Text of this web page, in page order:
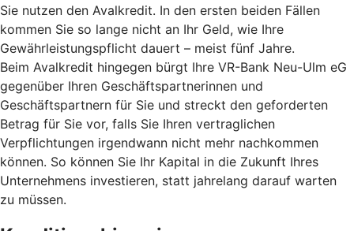
Sie nutzen den Avalkredit. In den ersten beiden Fällen
kommen Sie so lange nicht an Ihr Geld, wie Ihre
Gewährleistungspflicht dauert – meist fünf Jahre.
Beim Avalkredit hingegen bürgt Ihre VR-Bank Neu-Ulm eG
gegenüber Ihren Geschäftspartnerinnen und
Geschäftspartnern für Sie und streckt den geforderten
Betrag für Sie vor, falls Sie Ihren vertraglichen
Verpflichtungen irgendwann nicht mehr nachkommen
können. So können Sie Ihr Kapital in die Zukunft Ihres
Unternehmens investieren, statt jahrelang darauf warten
zu müssen.